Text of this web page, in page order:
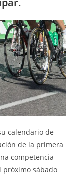
calendario de
de la primera
competencia
próximo sábado